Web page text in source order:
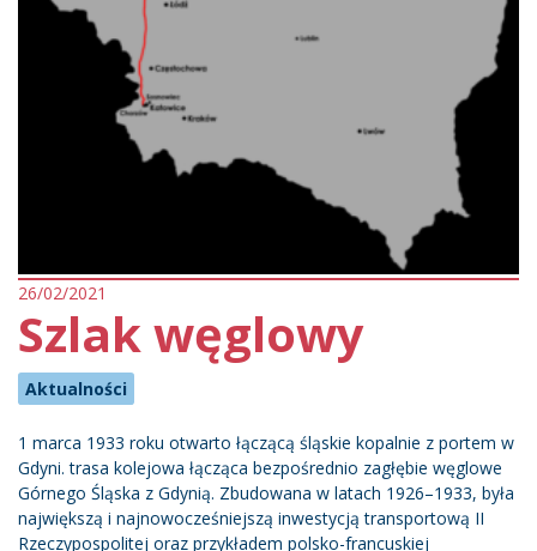
26/02/2021
Szlak węglowy
Aktualności
1 marca 1933 roku otwarto łączącą śląskie kopalnie z portem w
Gdyni. trasa kolejowa łącząca bezpośrednio zagłębie węglowe
Górnego Śląska z Gdynią. Zbudowana w latach 1926–1933, była
największą i najnowocześniejszą inwestycją transportową II
Rzeczypospolitej oraz przykładem polsko-francuskiej